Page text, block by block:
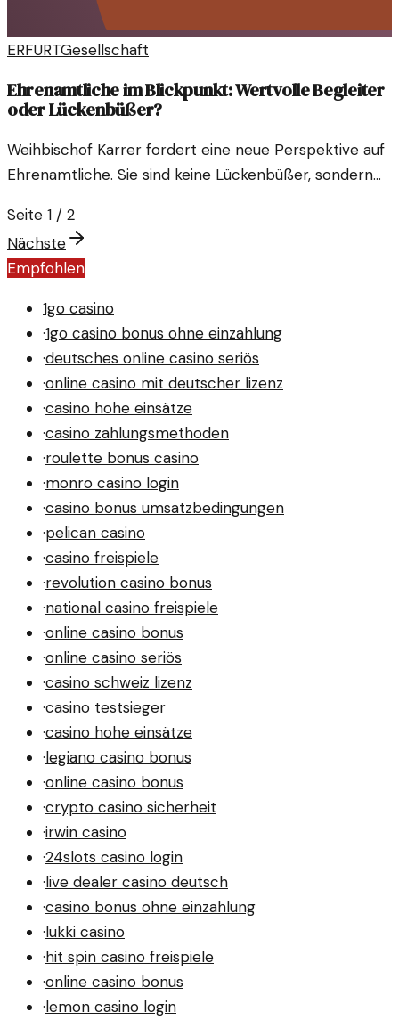
ERFURTGesellschaft
Ehrenamtliche im Blickpunkt: Wertvolle Begleiter
oder Lückenbüßer?
Weihbischof Karrer fordert eine neue Perspektive auf
Ehrenamtliche. Sie sind keine Lückenbüßer, sondern
Seite 1 / 2
Nächste
Empfohlen
1go casino
·1go casino bonus ohne einzahlung
·deutsches online casino seriös
·online casino mit deutscher lizenz
·casino hohe einsätze
·casino zahlungsmethoden
·roulette bonus casino
·monro casino login
·casino bonus umsatzbedingungen
·pelican casino
·casino freispiele
·revolution casino bonus
·national casino freispiele
·online casino bonus
·online casino seriös
·casino schweiz lizenz
·casino testsieger
·casino hohe einsätze
·legiano casino bonus
·online casino bonus
·crypto casino sicherheit
·irwin casino
·24slots casino login
·live dealer casino deutsch
·casino bonus ohne einzahlung
·lukki casino
·hit spin casino freispiele
·online casino bonus
·lemon casino login